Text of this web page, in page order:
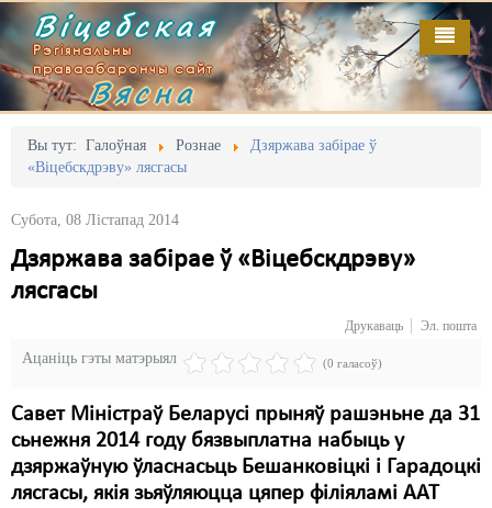
Віцебская
Рэгіянальны
праваабарончы сайт
Вясна
Вы тут: Галоўная Рознае
Дзяржава забірае ў
«Віцебскдрэву» лясгасы
Субота, 08 Лістапад 2014
Дзяржава забірае ў «Віцебскдрэву»
лясгасы
Друкаваць Эл. пошта
Ацаніць гэты матэрыял (0 галасоў)
Савет Міністраў Беларусі прыняў рашэньне да 31
сьнежня 2014 году бязвыплатна набыць у
дзяржаўную ўласнасьць Бешанковіцкі і Гарадоцкі
лясгасы, якія зьяўляюцца цяпер філіяламі ААТ
Галоўная
Адміністрацыйны перасьлед
Безбар'ернае асяродзьдзе
Выбары
Дзяржава
Дыскрымінацыя
Затрыманьні
Карная псыхіятрыя
Выданьні
Кантакт
Пра нас